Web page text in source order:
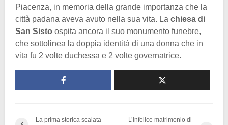
Piacenza, in memoria della grande importanza che la
città padana aveva avuto nella sua vita. La chiesa di
San Sisto ospita ancora il suo monumento funebre,
che sottolinea la doppia identità di una donna che in
vita fu 2 volte duchessa e 2 volte governatrice.
La prima storica scalata
L’infelice matrimonio di